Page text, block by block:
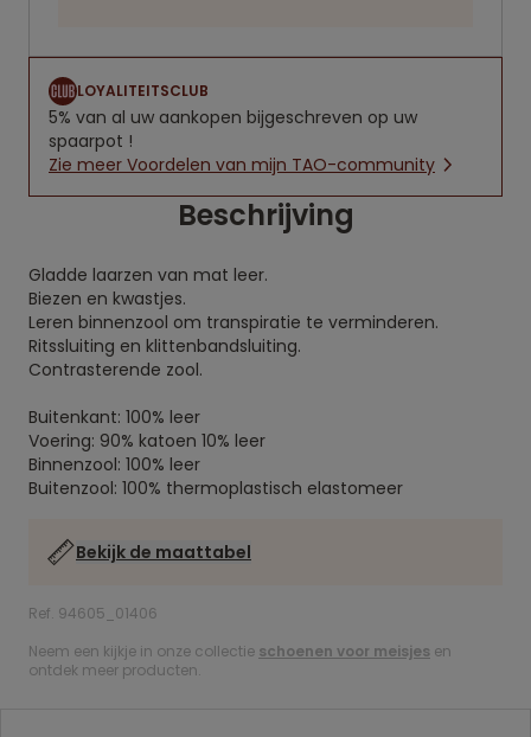
LOYALITEITSCLUB
5% van al uw aankopen bijgeschreven op uw
spaarpot !
Zie meer Voordelen van mijn TAO-community
Beschrijving
Gladde laarzen van mat leer.
Biezen en kwastjes.
Leren binnenzool om transpiratie te verminderen.
Ritssluiting en klittenbandsluiting.
Contrasterende zool.
Buitenkant: 100% leer
Voering: 90% katoen 10% leer
Binnenzool: 100% leer
Buitenzool: 100% thermoplastisch elastomeer
Bekijk de maattabel
Ref. 94605_01406
Neem een kijkje in onze collectie schoenen voor meisjes en
ontdek meer producten.